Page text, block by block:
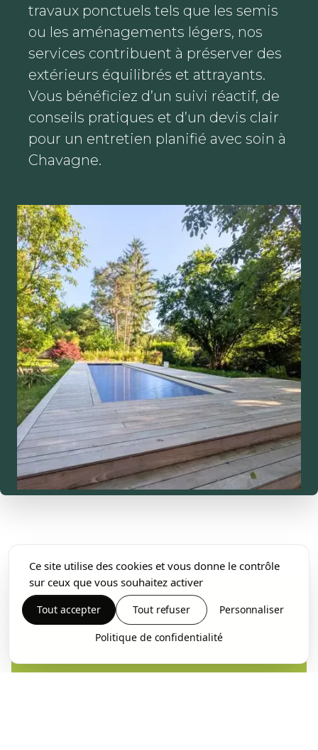
travaux ponctuels tels que les semis
ou les aménagements légers, nos
services contribuent à préserver des
extérieurs équilibrés et attrayants.
Vous bénéficiez d’un suivi réactif, de
conseils pratiques et d’un devis clair
pour un entretien planifié avec soin à
Chavagne.
Ce site utilise des cookies et vous donne le contrôle
sur ceux que vous souhaitez activer
Tout accepter Tout refuser Personnaliser
Politique de confidentialité